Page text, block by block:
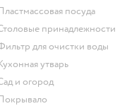
Пластмассовая посуда
Столовые принадлежности
Фильтр для очистки воды
Кухонная утварь
Сад и огород
Покрывало